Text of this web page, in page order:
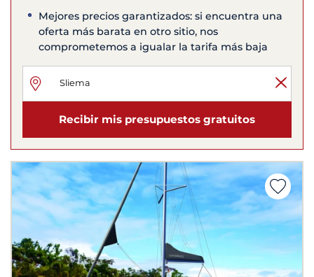
Mejores precios garantizados: si encuentra una
oferta más barata en otro sitio, nos
comprometemos a igualar la tarifa más baja
Recibir mis presupuestos gratuitos